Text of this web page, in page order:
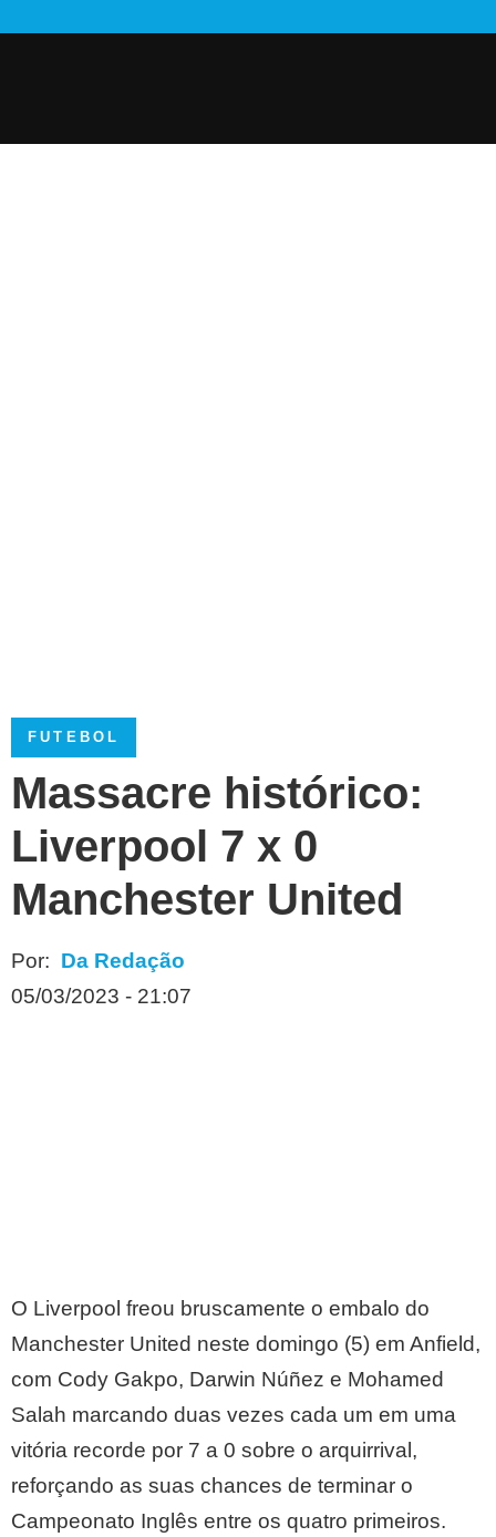
FUTEBOL
Massacre histórico:
Liverpool 7 x 0
Manchester United
Por: Da Redação
05/03/2023 - 21:07
O Liverpool freou bruscamente o embalo do
Manchester United neste domingo (5) em Anfield,
com Cody Gakpo, Darwin Núñez e Mohamed
Salah marcando duas vezes cada um em uma
vitória recorde por 7 a 0 sobre o arquirrival,
reforçando as suas chances de terminar o
Campeonato Inglês entre os quatro primeiros.